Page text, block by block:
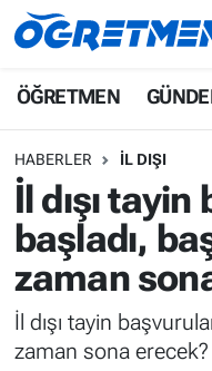
ÖĞRETMEN
HABERLER İL DIŞI
İl dışı
başladı,
zaman
İl dışı tayin
zaman sona erecek?
ÖĞRETMEN
ATAMA - TAYİN
SINAVLAR
HAYATIN
İstanbul Nöbetçi
İstanbul Namaz
İstanbul Trafik
Süper Lig Puan